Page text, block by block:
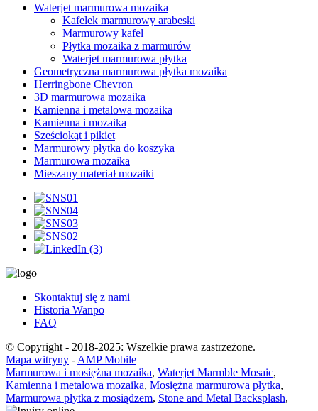
Waterjet marmurowa mozaika
Kafelek marmurowy arabeski
Marmurowy kafel
Płytka mozaika z marmurów
Waterjet marmurowa płytka
Geometryczna marmurowa płytka mozaika
Herringbone Chevron
3D marmurowa mozaika
Kamienna i metalowa mozaika
Kamienna i mozaika
Sześciokąt i pikiet
Marmurowy płytka do koszyka
Marmurowa mozaika
Mieszany materiał mozaiki
Skontaktuj się z nami
Historia Wanpo
FAQ
© Copyright - 2018-2025: Wszelkie prawa zastrzeżone.
Mapa witryny - AMP Mobile
Marmurowa i mosiężna mozaika, Waterjet Marmble Mosaic,
Kamienna i metalowa mozaika, Mosiężna marmurowa płytka,
Marmurowa płytka z mosiądzem, Stone and Metal Backsplash,